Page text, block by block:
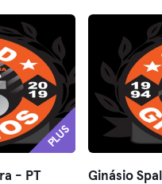
PLUS
- PT